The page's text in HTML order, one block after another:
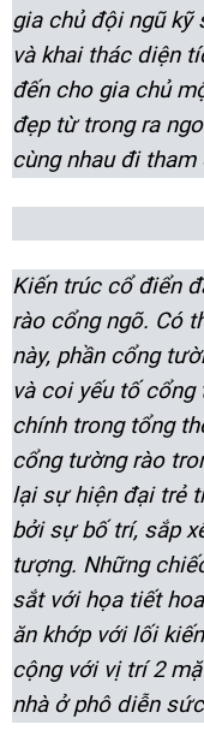
gia chủ đội ngũ kỹ
và khai thác diện
đến cho gia chủ
đẹp từ trong ra
cùng nhau đi tham
Kiến trúc cổ điển
rào cổng ngõ. Có
này, phần cổng
và coi yếu tố
chính trong tổng
cổng tường rào
lại sự hiện đại trẻ
bởi sự bố trí, sắp
tượng. Những
sắt với họa tiết
ăn khớp với lối
cộng với vị trí 2
nhà ở phô diễn